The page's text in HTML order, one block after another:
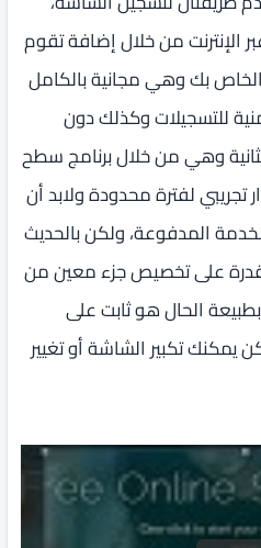
الإنترنت من خلال إضافة تقوم
الخاص بك وهي مجانية بالكامل
للتسجيلات وكذلك دون
وهي من خلال برنامج سطح
تجريبي لفترة محدودة ولابد أن
المدفوعة، ولكن بالحديث
على تخصيص جزء معين من
الحال هو ثابت على
تكبير الشاشة أو تغيير